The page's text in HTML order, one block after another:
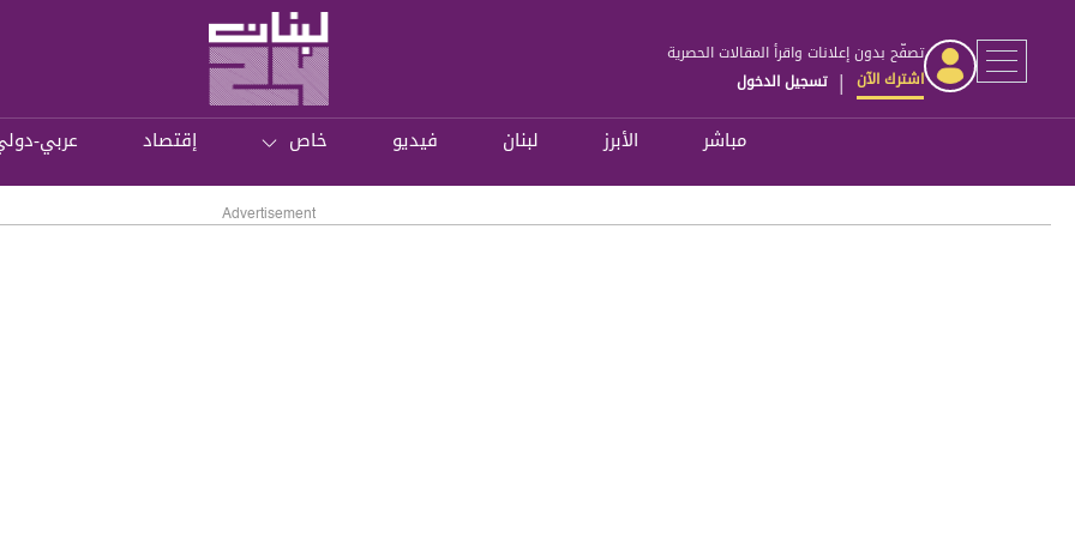
تصفّح بدون إعلانات واقرأ المقالات الحصرية
اشترك الآن | تسجيل الدخول
مباشر الأبرز لبنان فيديو خاص إقتصاد عربي-
Advertisement